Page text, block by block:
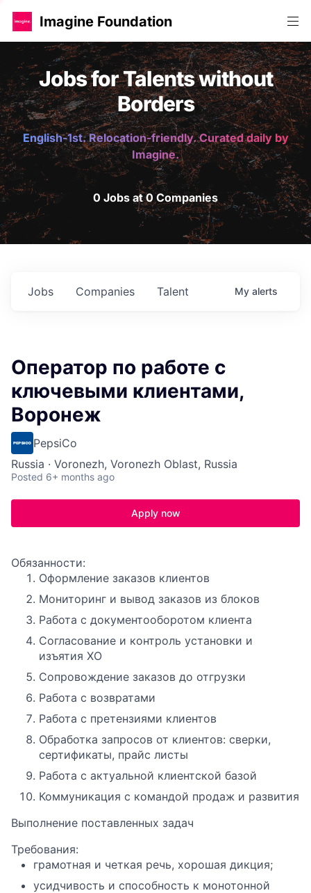
Imagine Foundation
Jobs for Talents without
Borders
English-1st. Relocation-friendly. Curated daily by
Imagine.
0 Jobs at 0 Companies
Jobs Companies Talent My alerts
Оператор по работе с
ключевыми клиентами,
Воронеж
PepsiCo
Russia · Voronezh, Voronezh Oblast, Russia
Posted 6+ months ago
Apply now
Обязанности:
Оформление заказов клиентов
Мониторинг и вывод заказов из блоков
Работа с документооборотом клиента
Согласование и контроль установки и
изъятия ХО
Сопровождение заказов до отгрузки
Работа с возвратами
Работа с претензиями клиентов
Обработка запросов от клиентов: сверки,
сертификаты, прайс листы
Работа с актуальной клиентской базой
Коммуникация с командой продаж и развития
Выполнение поставленных задач
Требования:
грамотная и четкая речь, хорошая дикция;
усидчивость и способность к монотонной